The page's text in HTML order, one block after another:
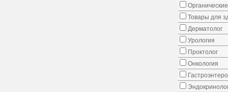
Товары для
Дерматолог
Урология
Проктолог
Онкология